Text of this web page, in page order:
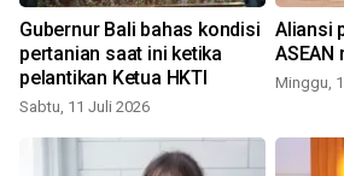
Gubernur Bali bahas kondisi
pertanian saat ini ketika
pelantikan Ketua HKTI
Sabtu, 11 Juli 2026
Aliansi
ASEAN
Minggu,